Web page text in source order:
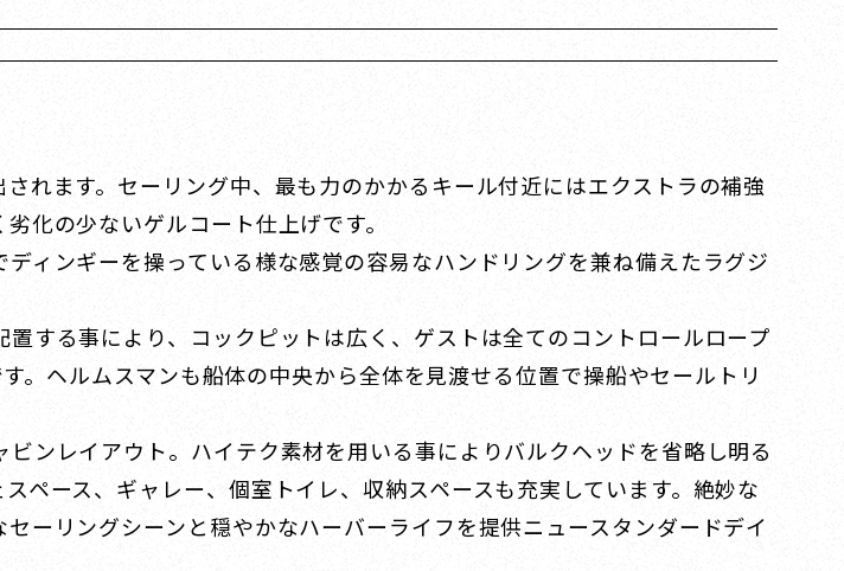
れます。セーリング中、最も力のかかるキール付近にはエクストラの補強
化の少ないゲルコート仕上げです。
ィンギーを操っている様な感覚の容易なハンドリングを兼ね備えたラグジ
する事により、コックピットは広く、ゲストは全てのコントロールロープ
ヘルムスマンも船体の中央から全体を見渡せる位置で操船やセールトリ
ンレイアウト。ハイテク素材を用いる事によりバルクヘッドを省略し明る
ペース、ギャレー、個室トイレ、収納スペースも充実しています。絶妙な
ーリングシーンと穏やかなハーバーライフを提供ニュースタンダードデイ